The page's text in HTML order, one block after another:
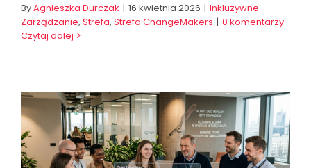
ByAgnieszka Durczak | 16 kwietnia 2026 | Inkluzywne
Zarządzanie, Strefa, Strefa ChangeMakers | 0 komentarzy
Czytaj dalej